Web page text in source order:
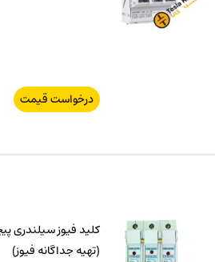
درخواست قیمت
(تهیه جداگانه فیوز)